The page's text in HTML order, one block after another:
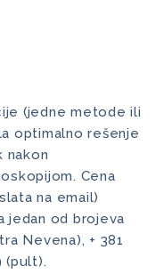
(jedne metode ili
optimalno rešenje
nakon
Cena
na email)
jedan od brojeva
Nevena), + 381
(pult).